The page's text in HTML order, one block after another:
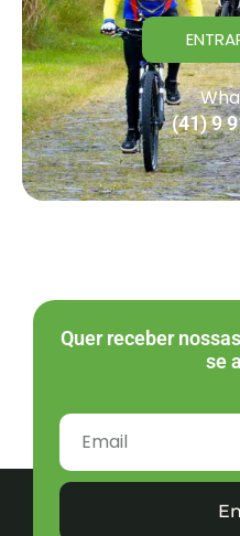
(41) 9
Quer receber
se